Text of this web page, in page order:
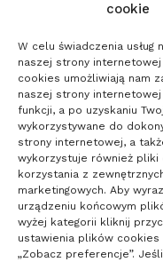
cookie
W celu świadczenia usług
naszej strony
cookies umożliwiają nam
naszej strony
funkcji, a po uzyskaniu
wykorzystywane do
strony internetowej, a
wykorzystuje również
korzystania z
marketingowych. Aby
urządzeniu końcowym
wyżej kategorii kliknij
ustawienia plików cookies
„Zobacz preferencje”.
19
°C
Poznań
Zachmurzenie
Małe
_
53%
2
km/h